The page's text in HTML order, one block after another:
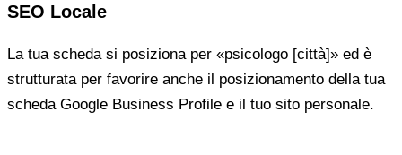
SEO Locale
La tua scheda si posiziona per «psicologo [città]» ed è
strutturata per favorire anche il posizionamento della tua
scheda Google Business Profile e il tuo sito personale.